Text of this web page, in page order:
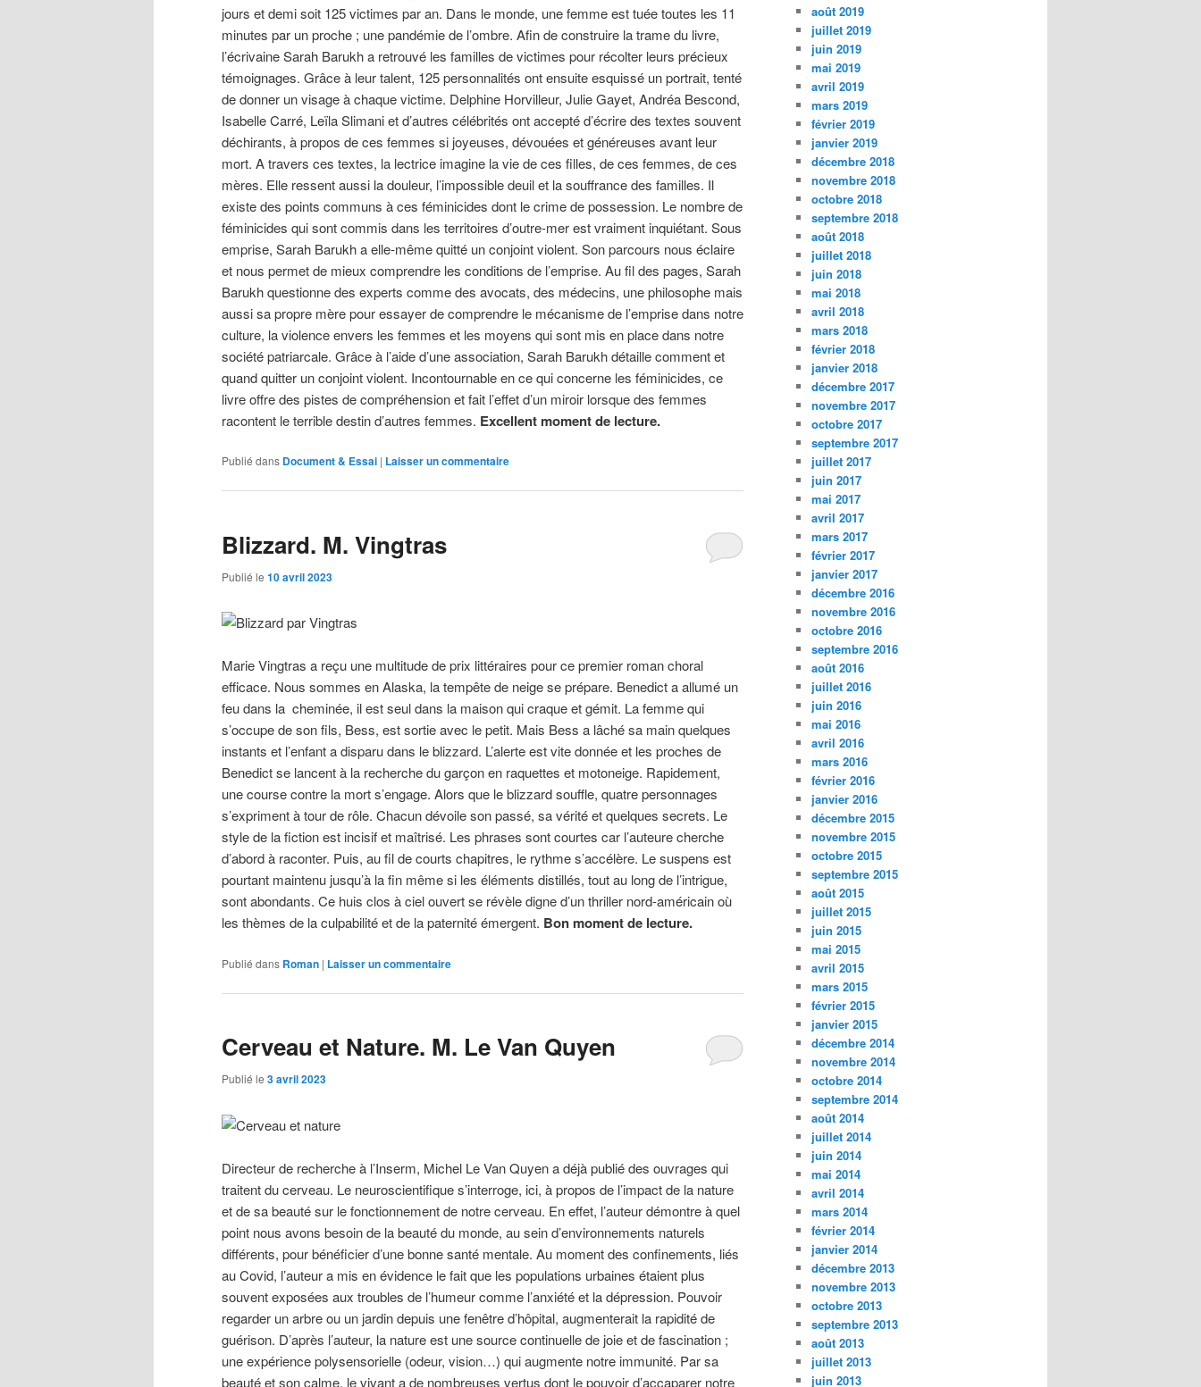
jours et demi soit 125 victimes par an. Dans le monde, une femme est tuée toutes les 11
minutes par un proche ; une pandémie de l’ombre. Afin de construire la trame du livre,
l’écrivaine Sarah Barukh a retrouvé les familles de victimes pour récolter leurs précieux
témoignages. Grâce à leur talent, 125 personnalités ont ensuite esquissé un portrait, tenté
de donner un visage à chaque victime. Delphine Horvilleur, Julie Gayet, Andréa Bescond,
Isabelle Carré, Leïla Slimani et d’autres célébrités ont accepté d’écrire des textes souvent
déchirants, à propos de ces femmes si joyeuses, dévouées et généreuses avant leur
mort. A travers ces textes, la lectrice imagine la vie de ces filles, de ces femmes, de ces
mères. Elle ressent aussi la douleur, l’impossible deuil et la souffrance des familles. Il
existe des points communs à ces féminicides dont le crime de possession. Le nombre de
féminicides qui sont commis dans les territoires d’outre-mer est vraiment inquiétant. Sous
emprise, Sarah Barukh a elle-même quitté un conjoint violent. Son parcours nous éclaire
et nous permet de mieux comprendre les conditions de l’emprise. Au fil des pages, Sarah
Barukh questionne des experts comme des avocats, des médecins, une philosophe mais
aussi sa propre mère pour essayer de comprendre le mécanisme de l’emprise dans notre
culture, la violence envers les femmes et les moyens qui sont mis en place dans notre
société patriarcale. Grâce à l’aide d’une association, Sarah Barukh détaille comment et
quand quitter un conjoint violent. Incontournable en ce qui concerne les féminicides, ce
livre offre des pistes de compréhension et fait l’effet d’un miroir lorsque des femmes
racontent le terrible destin d’autres femmes. Excellent moment de lecture.
Publié dans Document & Essai | Laisser un commentaire
Blizzard. M. Vingtras
Publié le 10 avril 2023
Marie Vingtras a reçu une multitude de prix littéraires pour ce premier roman choral
efficace. Nous sommes en Alaska, la tempête de neige se prépare. Benedict a allumé un
feu dans la cheminée, il est seul dans la maison qui craque et gémit. La femme qui
s’occupe de son fils, Bess, est sortie avec le petit. Mais Bess a lâché sa main quelques
instants et l’enfant a disparu dans le blizzard. L’alerte est vite donnée et les proches de
Benedict se lancent à la recherche du garçon en raquettes et motoneige. Rapidement,
une course contre la mort s’engage. Alors que le blizzard souffle, quatre personnages
s’expriment à tour de rôle. Chacun dévoile son passé, sa vérité et quelques secrets. Le
style de la fiction est incisif et maîtrisé. Les phrases sont courtes car l’auteure cherche
d’abord à raconter. Puis, au fil de courts chapitres, le rythme s’accélère. Le suspens est
pourtant maintenu jusqu’à la fin même si les éléments distillés, tout au long de l’intrigue,
sont abondants. Ce huis clos à ciel ouvert se révèle digne d’un thriller nord-américain où
les thèmes de la culpabilité et de la paternité émergent. Bon moment de lecture.
Publié dans Roman | Laisser un commentaire
Cerveau et Nature. M. Le Van Quyen
Publié le 3 avril 2023
Directeur de recherche à l’Inserm, Michel Le Van Quyen a déjà publié des ouvrages qui
traitent du cerveau. Le neuroscientifique s’interroge, ici, à propos de l’impact de la nature
et de sa beauté sur le fonctionnement de notre cerveau. En effet, l’auteur démontre à quel
point nous avons besoin de la beauté du monde, au sein d’environnements naturels
différents, pour bénéficier d’une bonne santé mentale. Au moment des confinements, liés
au Covid, l’auteur a mis en évidence le fait que les populations urbaines étaient plus
souvent exposées aux troubles de l’humeur comme l’anxiété et la dépression. Pouvoir
regarder un arbre ou un jardin depuis une fenêtre d’hôpital, augmenterait la rapidité de
guérison. D’après l’auteur, la nature est une source continuelle de joie et de fascination ;
une expérience polysensorielle (odeur, vision…) qui augmente notre immunité. Par sa
beauté et son calme, le vivant a de nombreuses vertus dont le pouvoir d’accaparer notre
août 2019
juillet 2019
juin 2019
mai 2019
avril 2019
mars 2019
février 2019
janvier 2019
décembre 2018
novembre 2018
octobre 2018
septembre 2018
août 2018
juillet 2018
juin 2018
mai 2018
avril 2018
mars 2018
février 2018
janvier 2018
décembre 2017
novembre 2017
octobre 2017
septembre 2017
juillet 2017
juin 2017
mai 2017
avril 2017
mars 2017
février 2017
janvier 2017
décembre 2016
novembre 2016
octobre 2016
septembre 2016
août 2016
juillet 2016
juin 2016
mai 2016
avril 2016
mars 2016
février 2016
janvier 2016
décembre 2015
novembre 2015
octobre 2015
septembre 2015
août 2015
juillet 2015
juin 2015
mai 2015
avril 2015
mars 2015
février 2015
janvier 2015
décembre 2014
novembre 2014
octobre 2014
septembre 2014
août 2014
juillet 2014
juin 2014
mai 2014
avril 2014
mars 2014
février 2014
janvier 2014
décembre 2013
novembre 2013
octobre 2013
septembre 2013
août 2013
juillet 2013
juin 2013